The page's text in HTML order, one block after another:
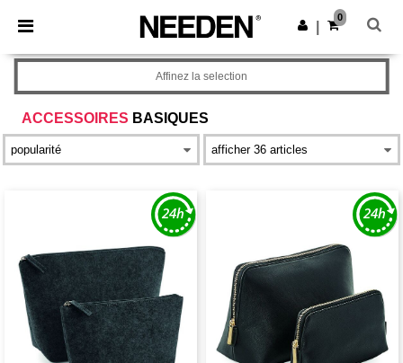
× Appli Needen
Meilleurs prix sur l’app !
Obtenir l'appli
0
ACCESSOIRES BASIQUES
Affinez la selection